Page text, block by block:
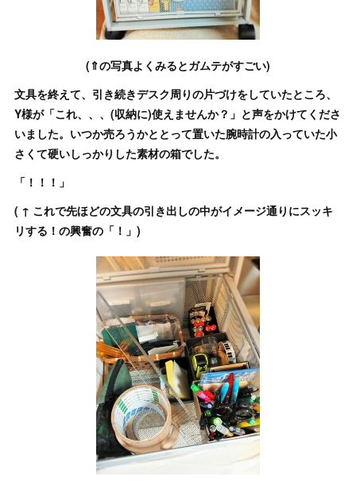
(⇑の写真よくみるとガムテがすごい)
文具を終えて、引き続きデスク周りの片づけをしていたところ、
Y様が「これ、、、(収納に)使えませんか？」と声をかけてくださ
いました。いつか売ろうかととって置いた腕時計の入っていた小
さくて硬いしっかりした素材の箱でした。
「！！！」
( ↑ これで先ほどの文具の引き出しの中がイメージ通りにスッキ
リする！の興奮の「！」)